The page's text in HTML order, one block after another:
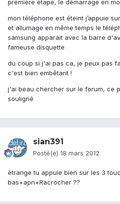
première étape, le démarrage en
mon téléphone est éteint j’appuie
et allumage en même temps le
samsung apparait avec la barre
fameuse disquette
du coup si j'ai pas ca, je peux pas
c'est bien embêtant !
j'ai beau chercher sur le forum, ce
souligné
sian391
Posté(e) 18 mars 2012
étrange tu appuie bien sur les 3
bas+apn+Racrocher ??